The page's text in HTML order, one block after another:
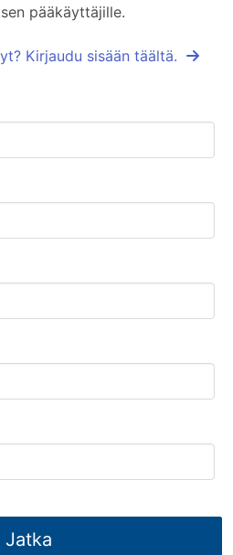
pääkäyttäjille.
Kirjaudu sisään täältä.
Jatka